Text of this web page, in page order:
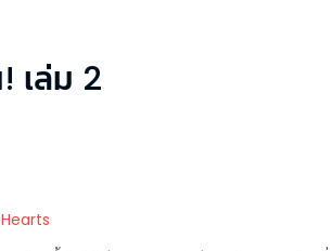
เล่ม 2
Hearts